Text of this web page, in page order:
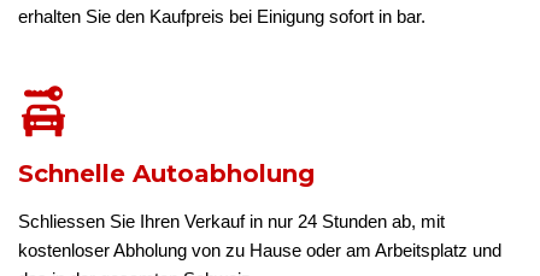
erhalten Sie den Kaufpreis bei Einigung sofort in bar.
Schnelle Autoabholung
Schliessen Sie Ihren Verkauf in nur 24 Stunden ab, mit
kostenloser Abholung von zu Hause oder am Arbeitsplatz und